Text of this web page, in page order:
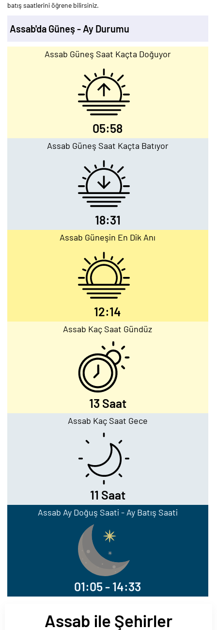
batış saatlerini öğrene bilirsiniz.
Assab'da Güneş - Ay Durumu
Assab Güneş Saat Kaçta Doğuyor
05:58
Assab Güneş Saat Kaçta Batıyor
18:31
Assab Güneşin En Dik Anı
12:14
Assab Kaç Saat Gündüz
13 Saat
Assab Kaç Saat Gece
11 Saat
Assab Ay Doğuş Saati - Ay Batış Saati
01:05 - 14:33
Assab ile Şehirler